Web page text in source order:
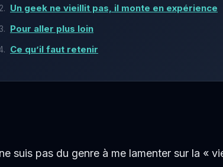
Un geek ne vieillit pas, il monte en expérience
Pour aller plus loin
Ce qu’il faut retenir
suis pas du genre à me lamenter sur la «